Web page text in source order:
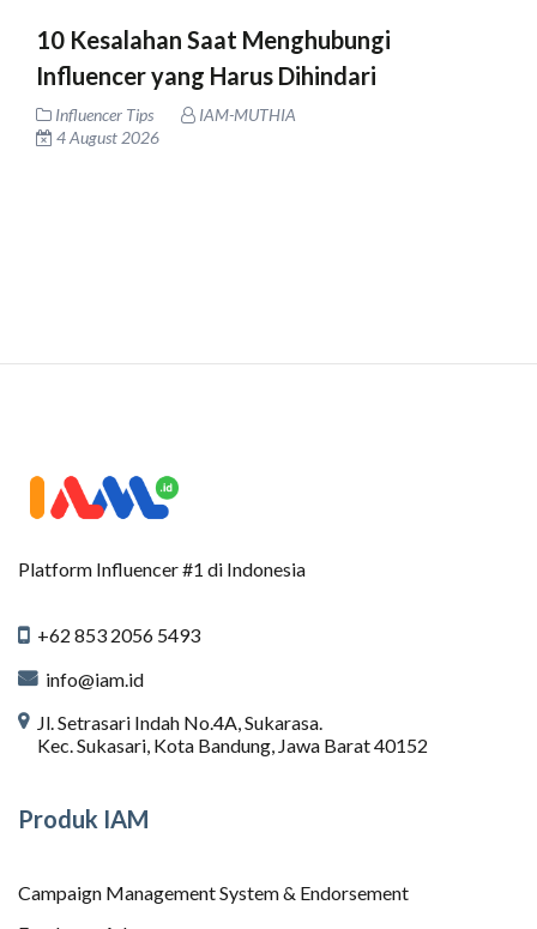
10 Kesalahan Saat Menghubungi
Influencer yang Harus Dihindari
Influencer Tips
IAM-MUTHIA
4 August 2026
Platform Influencer #1 di Indonesia
+62 853 2056 5493
info@iam.id
Jl. Setrasari Indah No.4A, Sukarasa.
Kec. Sukasari, Kota Bandung, Jawa Barat 40152
Produk IAM
Campaign Management System & Endorsement